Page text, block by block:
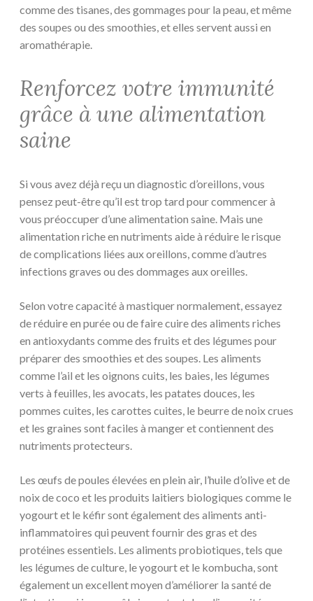
comme des tisanes, des gommages pour la peau, et même
des soupes ou des smoothies, et elles servent aussi en
aromathérapie.
Renforcez votre immunité
grâce à une alimentation
saine
Si vous avez déjà reçu un diagnostic d’oreillons, vous
pensez peut-être qu’il est trop tard pour commencer à
vous préoccuper d’une alimentation saine. Mais une
alimentation riche en nutriments aide à réduire le risque
de complications liées aux oreillons, comme d’autres
infections graves ou des dommages aux oreilles.
Selon votre capacité à mastiquer normalement, essayez
de réduire en purée ou de faire cuire des aliments riches
en antioxydants comme des fruits et des légumes pour
préparer des smoothies et des soupes. Les aliments
comme l’ail et les oignons cuits, les baies, les légumes
verts à feuilles, les avocats, les patates douces, les
pommes cuites, les carottes cuites, le beurre de noix crues
et les graines sont faciles à manger et contiennent des
nutriments protecteurs.
Les œufs de poules élevées en plein air, l’huile d’olive et de
noix de coco et les produits laitiers biologiques comme le
yogourt et le kéfir sont également des aliments anti-
inflammatoires qui peuvent fournir des gras et des
protéines essentiels. Les aliments probiotiques, tels que
les légumes de culture, le yogourt et le kombucha, sont
également un excellent moyen d’améliorer la santé de